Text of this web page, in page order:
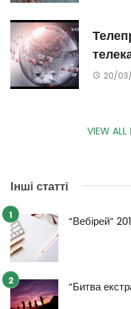
20/
VIEW
Інші статті
“Вебірей”
“Битва